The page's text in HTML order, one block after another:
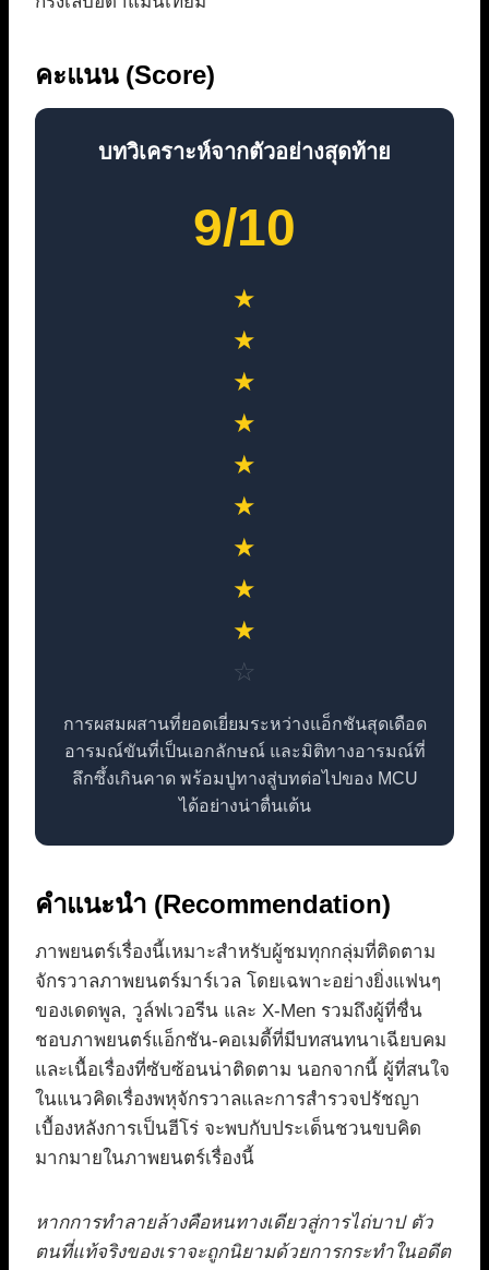
คะแนน (Score)
บทวิเคราะห์จากตัวอย่างสุดท้าย
9/10
★
★
★
★
★
★
★
★
★
☆
การผสมผสานที่ยอดเยี่ยมระหว่างแอ็กชันสุดเดือด
อารมณ์ขันที่เป็นเอกลักษณ์ และมิติทางอารมณ์ที่
ลึกซึ้งเกินคาด พร้อมปูทางสู่บทต่อไปของ MCU
ได้อย่างน่าตื่นเต้น
คำแนะนำ (Recommendation)
ภาพยนตร์เรื่องนี้เหมาะสำหรับผู้ชมทุกกลุ่มที่ติดตาม
จักรวาลภาพยนตร์มาร์เวล โดยเฉพาะอย่างยิ่งแฟนๆ
ของเดดพูล, วูล์ฟเวอรีน และ X-Men รวมถึงผู้ที่ชื่น
ชอบภาพยนตร์แอ็กชัน-คอเมดี้ที่มีบทสนทนาเฉียบคม
และเนื้อเรื่องที่ซับซ้อนน่าติดตาม นอกจากนี้ ผู้ที่สนใจ
ในแนวคิดเรื่องพหุจักรวาลและการสำรวจปรัชญา
เบื้องหลังการเป็นฮีโร่ จะพบกับประเด็นชวนขบคิด
มากมายในภาพยนตร์เรื่องนี้
หากการทำลายล้างคือหนทางเดียวสู่การไถ่บาป ตัว
ตนที่แท้จริงของเราจะถูกนิยามด้วยการกระทำในอดีต